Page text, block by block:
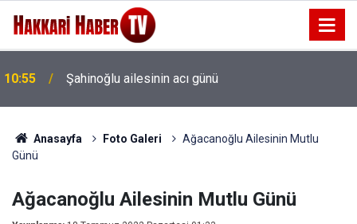
10:44
helikopter ambulansla Yüksekova’ya sevk edildi
Anasayfa Foto Galeri
Ağacanoğlu Ailesinin Mutlu
Günü
Ağacanoğlu Ailesinin Mutlu Günü